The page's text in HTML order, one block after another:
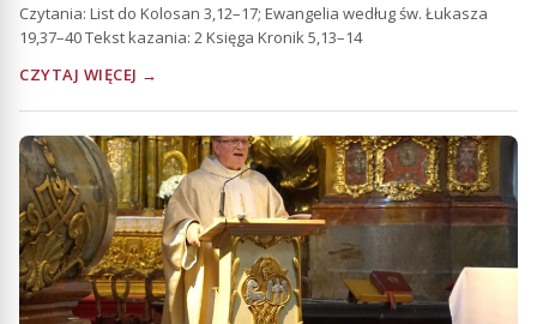
Czytania: List do Kolosan 3,12–17; Ewangelia według św. Łukasza
19,37–40 Tekst kazania: 2 Księga Kronik 5,13–14
CZYTAJ WIĘCEJ →